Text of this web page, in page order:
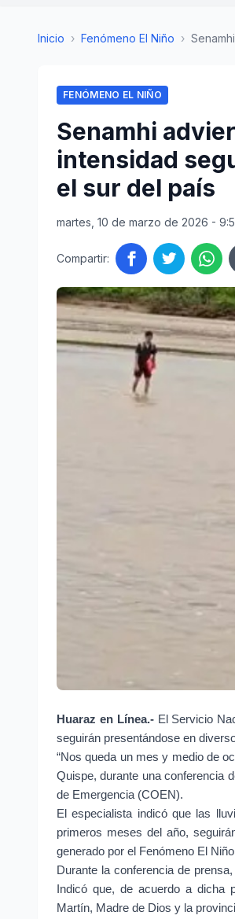
Inicio › Fenómeno El Niño ›
FENÓMENO EL NIÑO
Senamhi
intensidad
el sur del país
martes, 10 de marzo de 2026 -
Compartir:
Huaraz en Línea.- El Servicio
seguirán presentándose en
“Nos queda un mes y medio de
Quispe, durante una conferencia
de Emergencia (COEN).
El especialista indicó que las
primeros meses del año,
generado por el Fenómeno El
Durante la conferencia de
Indicó que, de acuerdo a dicha
Martín, Madre de Dios y la